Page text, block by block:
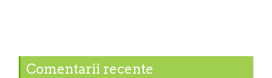
Comentarii recente